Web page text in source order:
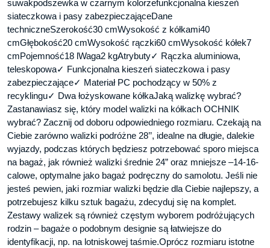
suwakpodszewka w czarnym kolorzefunkcjonalna kieszeń
siateczkowa i pasy zabezpieczająceDane
techniczneSzerokość30 cmWysokość z kółkami40
cmGłębokość20 cmWysokość rączki60 cmWysokość kółek7
cmPojemność18 lWaga2 kgAtrybuty✓ Rączka aluminiowa,
teleskopowa✓ Funkcjonalna kieszeń siateczkowa i pasy
zabezpieczające✓ Materiał PC pochodzący w 50% z
recyklingu✓ Dwa łożyskowane kółkaJaką walizkę wybrać?
Zastanawiasz się, który model walizki na kółkach OCHNIK
wybrać? Zacznij od doboru odpowiedniego rozmiaru. Czekają na
Ciebie zarówno walizki podróżne 28’’, idealne na długie, dalekie
wyjazdy, podczas których będziesz potrzebować sporo miejsca
na bagaż, jak również walizki średnie 24” oraz mniejsze –14-16-
calowe, optymalne jako bagaż podręczny do samolotu. Jeśli nie
jesteś pewien, jaki rozmiar walizki będzie dla Ciebie najlepszy, a
potrzebujesz kilku sztuk bagażu, zdecyduj się na komplet.
Zestawy walizek są również częstym wyborem podróżujących
rodzin – bagaże o podobnym designie są łatwiejsze do
identyfikacji, np. na lotniskowej taśmie.Oprócz rozmiaru istotne